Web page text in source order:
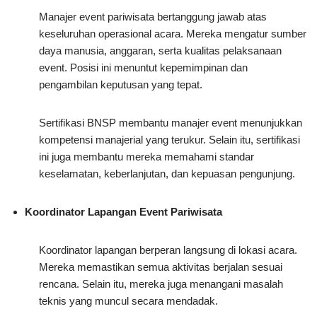
Manajer event pariwisata bertanggung jawab atas
keseluruhan operasional acara. Mereka mengatur sumber
daya manusia, anggaran, serta kualitas pelaksanaan
event. Posisi ini menuntut kepemimpinan dan
pengambilan keputusan yang tepat.
Sertifikasi BNSP membantu manajer event menunjukkan
kompetensi manajerial yang terukur. Selain itu, sertifikasi
ini juga membantu mereka memahami standar
keselamatan, keberlanjutan, dan kepuasan pengunjung.
Koordinator Lapangan Event Pariwisata
Koordinator lapangan berperan langsung di lokasi acara.
Mereka memastikan semua aktivitas berjalan sesuai
rencana. Selain itu, mereka juga menangani masalah
teknis yang muncul secara mendadak.